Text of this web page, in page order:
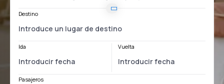
Destino
Ida Vuelta
Pasajeros